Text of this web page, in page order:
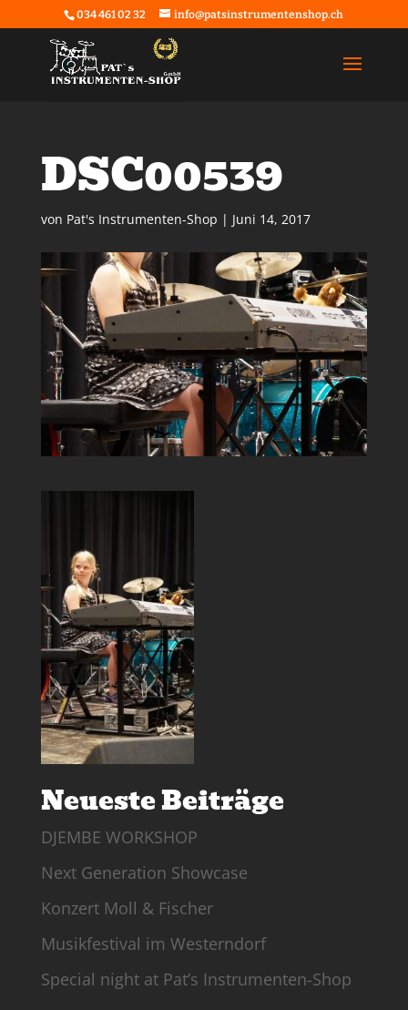
034 461 02 32 info@patsinstrumentenshop.ch
DSC00539
von Pat's Instrumenten-Shop | Juni 14, 2017
Neueste Beiträge
DJEMBE WORKSHOP
Next Generation Showcase
Konzert Moll & Fischer
Musikfestival im Westerndorf
Special night at Pat’s Instrumenten-Shop